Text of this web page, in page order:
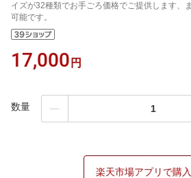
イズが32種類でお手ごろ価格でご提供します、
可能です。
17,000 円
数量
楽天市場アプリで購